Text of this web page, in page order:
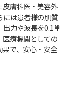
皮膚科医・美容外
には患者様の肌質
出力や波長を0.1単
療機関としての
で、安心・安全